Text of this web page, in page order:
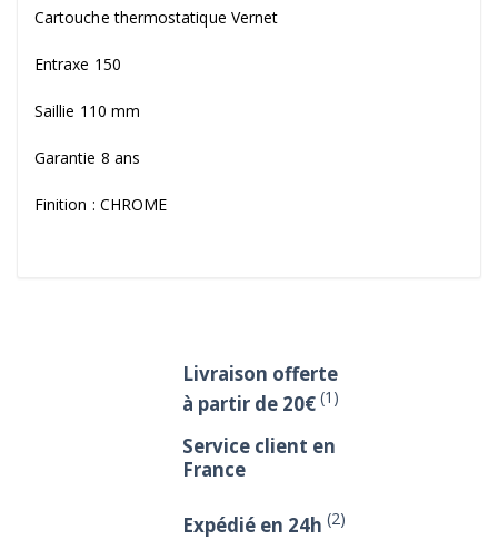
Cartouche thermostatique Vernet
Entraxe 150
Saillie 110 mm
Garantie 8 ans
Finition : CHROME
Livraison offerte
à partir de 20€ (1)
Service client en
France
Expédié en 24h (2)